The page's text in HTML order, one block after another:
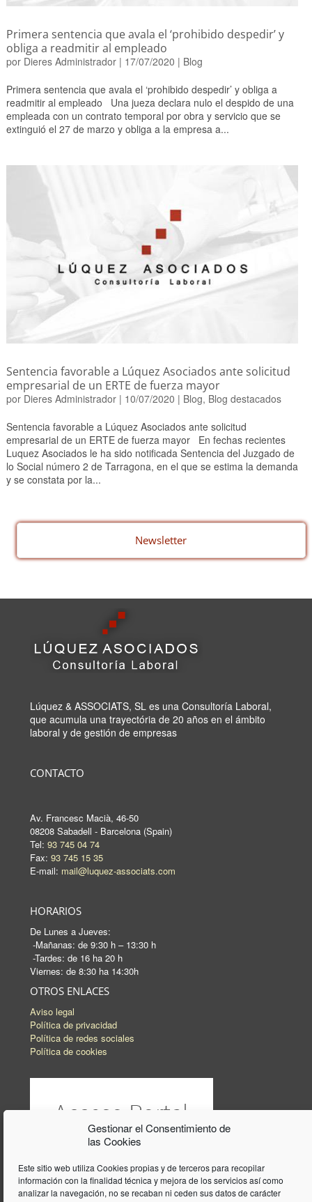
Gestionar el Consentimiento de
las Cookies
Este sitio web utiliza Cookies propias y de terceros para recopilar
información con la finalidad técnica y mejora de los servicios así como
analizar la navegación, no se recaban ni ceden sus datos de carácter
Primera sentencia que avala el ‘prohibido despedir’ y
obliga a readmitir al empleado
por Dieres Administrador| 17/07/2020 | Blog
Primera sentencia que avala el ‘prohibido despedir’ y obliga a
readmitir al empleado Una jueza declara nulo el despido de una
empleada con un contrato temporal por obra y servicio que se
extinguió el 27 de marzo y obliga a la empresa a...
Sentencia favorable a Lúquez Asociados ante solicitud
empresarial de un ERTE de fuerza mayor
por Dieres Administrador| 10/07/2020 | Blog, Blog destacados
Sentencia favorable a Lúquez Asociados ante solicitud
empresarial de un ERTE de fuerza mayor En fechas recientes
Luquez Asociados le ha sido notificada Sentencia del Juzgado de
lo Social número 2 de Tarragona, en el que se estima la demanda
y se constata por la...
Newsletter
Lúquez & ASSOCIATS, SL es una Consultoría Laboral,
que acumula una trayectória de 20 años en el ámbito
laboral y de gestión de empresas
CONTACTO
Av. Francesc Macià, 46-50
08208 Sabadell - Barcelona (Spain)
Tel: 93 745 04 74
Fax: 93 745 15 35
E-mail: mail@luquez-associats.com
HORARIOS
De Lunes a Jueves:
-Mañanas: de 9:30 h – 13:30 h
-Tardes: de 16 ha 20 h
Viernes: de 8:30 ha 14:30h
OTROS ENLACES
Aviso legal
Política de privacidad
Política de redes sociales
Política de cookies